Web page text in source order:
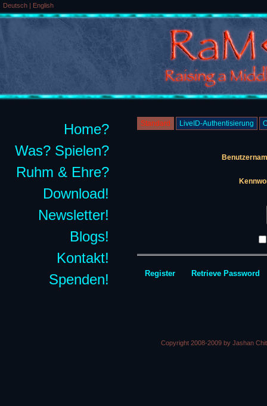
Deutsch | English
Home?
Was? Spielen?
Ruhm & Ehre?
Download!
Newsletter!
Blogs!
Kontakt!
Spenden!
Standard LiveID-Authentisierung
Register Retrieve Password
Copyright 2008-2009 by Jashan